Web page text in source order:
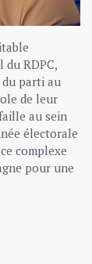
RDPC,
parti au
de leur
au sein
électorale
complexe
pour une